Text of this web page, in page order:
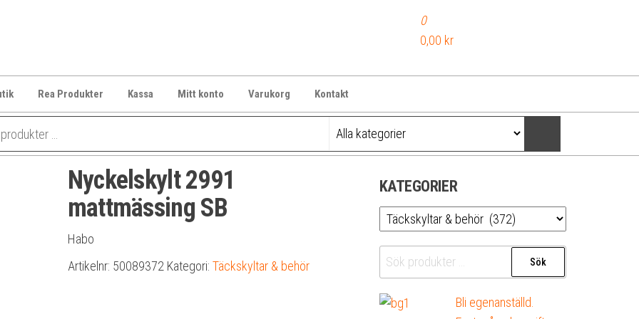
0
0,00 kr
Rea Produkter Kassa Mitt konto Varukorg Kontakt
Nyckelskylt 2991
mattmässing SB
Habo
Artikelnr: 50089372 Kategori: Täckskyltar & behör
KATEGORIER
Sök
efter:
Sök
Bli egenanställd.